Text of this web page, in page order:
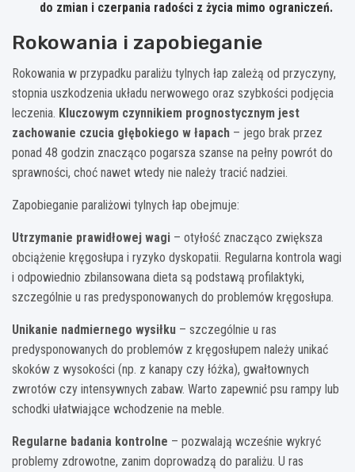
do zmian i czerpania radości z życia mimo ograniczeń.
Rokowania i zapobieganie
Rokowania w przypadku paraliżu tylnych łap zależą od przyczyny,
stopnia uszkodzenia układu nerwowego oraz szybkości podjęcia
leczenia. Kluczowym czynnikiem prognostycznym jest
zachowanie czucia głębokiego w łapach – jego brak przez
ponad 48 godzin znacząco pogarsza szanse na pełny powrót do
sprawności, choć nawet wtedy nie należy tracić nadziei.
Zapobieganie paraliżowi tylnych łap obejmuje:
Utrzymanie prawidłowej wagi – otyłość znacząco zwiększa
obciążenie kręgosłupa i ryzyko dyskopatii. Regularna kontrola wagi
i odpowiednio zbilansowana dieta są podstawą profilaktyki,
szczególnie u ras predysponowanych do problemów kręgosłupa.
Unikanie nadmiernego wysiłku – szczególnie u ras
predysponowanych do problemów z kręgosłupem należy unikać
skoków z wysokości (np. z kanapy czy łóżka), gwałtownych
zwrotów czy intensywnych zabaw. Warto zapewnić psu rampy lub
schodki ułatwiające wchodzenie na meble.
Regularne badania kontrolne – pozwalają wcześnie wykryć
problemy zdrowotne, zanim doprowadzą do paraliżu. U ras